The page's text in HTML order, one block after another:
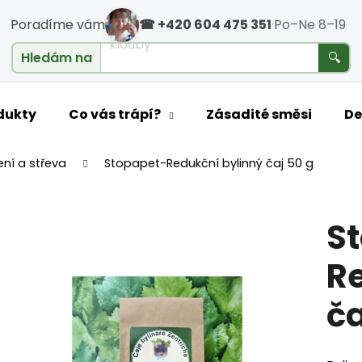
Poradíme vám ☎ +420 604 475 351·Po–Ne 8–19
Hledám na
klouby 🔍
Co vás trápí? Zásadité směsi
a střeva Stopapet-Redukční bylinný čaj 50 g
potřebujete najít?
HLEDAT